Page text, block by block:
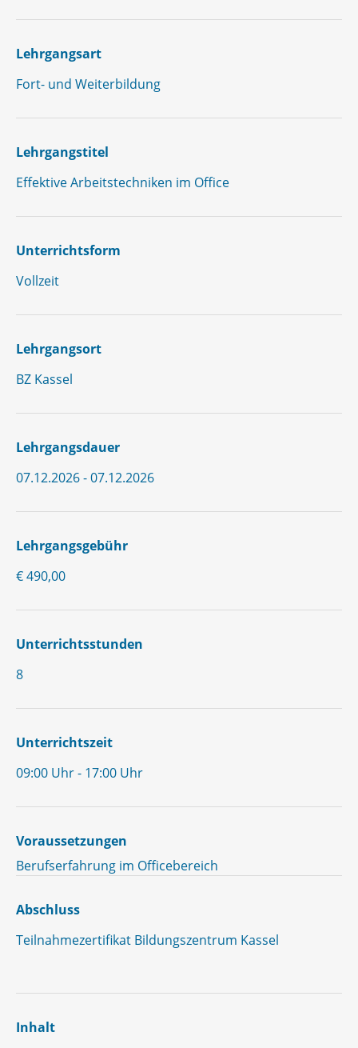
Lehrgangsart
Fort- und Weiterbildung
Lehrgangstitel
Effektive Arbeitstechniken im Office
Unterrichtsform
Vollzeit
Lehrgangsort
BZ Kassel
Lehrgangsdauer
07.12.2026 - 07.12.2026
Lehrgangsgebühr
€ 490,00
Unterrichtsstunden
8
Unterrichtszeit
09:00 Uhr - 17:00 Uhr
Voraussetzungen
Berufserfahrung im Officebereich
Abschluss
Teilnahmezertifikat Bildungszentrum Kassel
Inhalt